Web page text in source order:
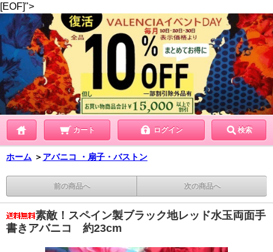
[EOF]">
カート ログイン 検索
ホーム ＞ アバニコ ・扇子・バストン
前の商品へ 次の商品へ
素敵！スペイン製ブラック地レッド水玉両面手
書きアバニコ 約23cm